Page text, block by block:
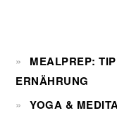
MEALPREP:
ERNÄHRUNG
YOGA &